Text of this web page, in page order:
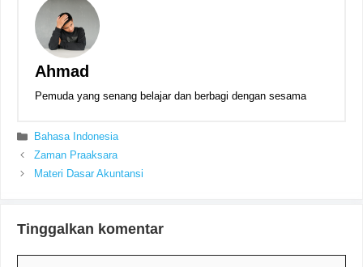
Ahmad
Pemuda yang senang belajar dan berbagi dengan sesama
Kategori
Bahasa Indonesia
Zaman Praaksara
Materi Dasar Akuntansi
Tinggalkan komentar